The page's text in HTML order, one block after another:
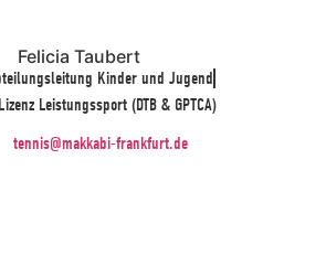
Felicia Taubert
Kinder und Jugend
Leistungssport (DTB & GPTCA)
tennis@makkabi-frankfurt.de